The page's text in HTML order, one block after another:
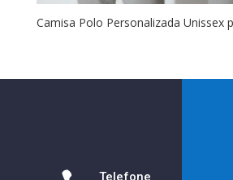
Camisa Polo Personalizada Unissex
Telefone